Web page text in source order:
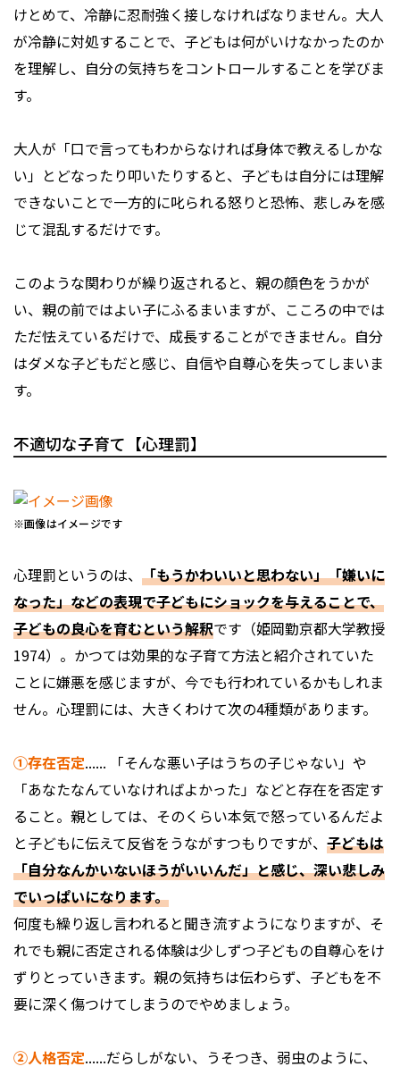
けとめて、冷静に忍耐強く接しなければなりません。大人
が冷静に対処することで、子どもは何がいけなかったのか
を理解し、自分の気持ちをコントロールすることを学びま
す。
大人が「口で言ってもわからなければ身体で教えるしかな
い」とどなったり叩いたりすると、子どもは自分には理解
できないことで一方的に叱られる怒りと恐怖、悲しみを感
じて混乱するだけです。
このような関わりが繰り返されると、親の顔色をうかが
い、親の前ではよい子にふるまいますが、こころの中では
ただ怯えているだけで、成長することができません。自分
はダメな子どもだと感じ、自信や自尊心を失ってしまいま
す。
不適切な子育て【心理罰】
※画像はイメージです
心理罰というのは、 「もうかわいいと思わない」「嫌いに
なった」などの表現で子どもにショックを与えることで、
子どもの良心を育むという解釈です（姫岡勤京都大学教授
1974）。かつては効果的な子育て方法と紹介されていた
ことに嫌悪を感じますが、今でも行われているかもしれま
せん。心理罰には、大きくわけて次の4種類があります。
①存在否定...... 「そんな悪い子はうちの子じゃない」や
「あなたなんていなければよかった」などと存在を否定す
ること。親としては、そのくらい本気で怒っているんだよ
と子どもに伝えて反省をうながすつもりですが、 子どもは
「自分なんかいないほうがいいんだ」と感じ、深い悲しみ
でいっぱいになります。
何度も繰り返し言われると聞き流すようになりますが、そ
れでも親に否定される体験は少しずつ子どもの自尊心をけ
ずりとっていきます。親の気持ちは伝わらず、子どもを不
要に深く傷つけてしまうのでやめましょう。
②人格否定......だらしがない、うそつき、弱虫のように、